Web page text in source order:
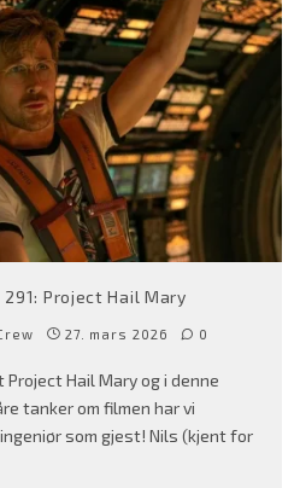
Project Hail Mary
27. mars 2026 0
Hail Mary og i denne
tanker om filmen har vi
som gjest! Nils (kjent for